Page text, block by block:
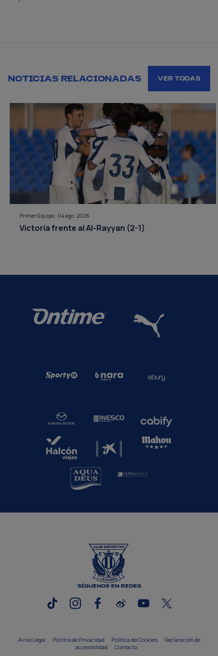
NOTICIAS RELACIONADAS VER TODAS
Primer Equipo | 04 ago. 2026
Victoria frente al Al-Rayyan (2-1)
SÍGUENOS EN REDES
Aviso Legal Política de Privacidad Política de Cookies
Declaración de
accesibilidad
Contacto